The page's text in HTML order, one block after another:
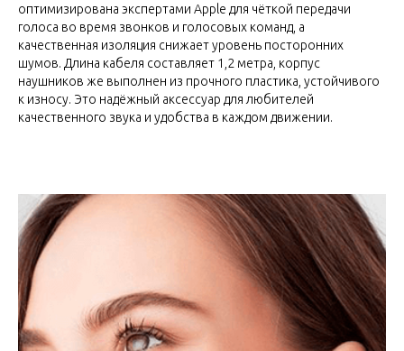
оптимизирована экспертами Apple для чёткой передачи
голоса во время звонков и голосовых команд, а
качественная изоляция снижает уровень посторонних
шумов. Длина кабеля составляет 1,2 метра, корпус
наушников же выполнен из прочного пластика, устойчивого
к износу. Это надёжный аксессуар для любителей
качественного звука и удобства в каждом движении.